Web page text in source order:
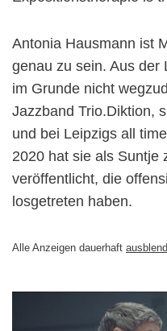
Antonia Hausmann ist
genau zu sein. Aus der
im Grunde nicht
Jazzband Trio.Diktion,
und bei Leipzigs all
2020 hat sie als Suntje
veröffentlicht, die
losgetreten haben.
Alle Anzeigen dauerhaft